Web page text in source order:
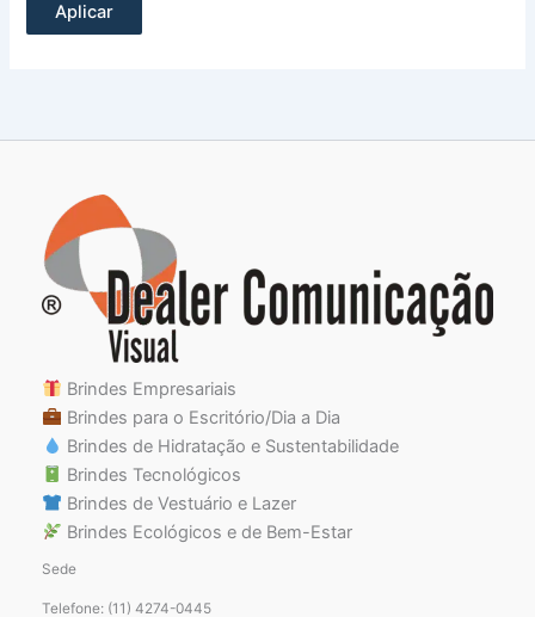
Aplicar
Brindes Empresariais
Brindes para o Escritório/Dia a Dia
Brindes de Hidratação e Sustentabilidade
Brindes Tecnológicos
Brindes de Vestuário e Lazer
Brindes Ecológicos e de Bem-Estar
Sede
Telefone: (11) 4274-0445